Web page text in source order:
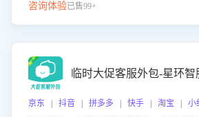
咨询体验已售99+
临时大促客服外包-星环智
京东 | 抖音 | 拼多多 | 快手 | 淘宝 | 小